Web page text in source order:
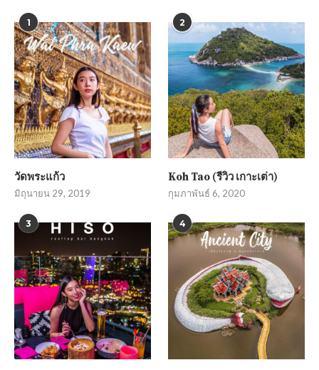
1
วัดพระแก้ว
มิถุนายน 29, 2019
2
Koh Tao (รีวิว เกาะเต่า)
กุมภาพันธ์ 6, 2020
3 4